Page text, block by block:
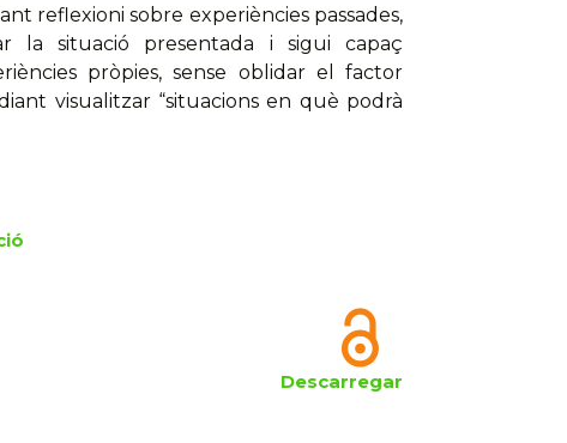
reflexioni sobre experiències passades,
la situació presentada i sigui capaç
pròpies, sense oblidar el factor
visualitzar “situacions en què podrà
Descarregar